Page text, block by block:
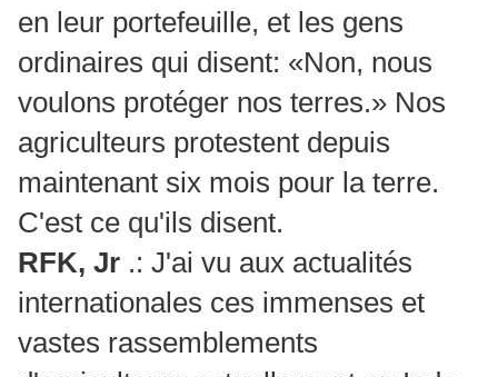
en leur portefeuille, et les gens
ordinaires qui disent: «Non, nous
voulons protéger nos terres.» Nos
agriculteurs protestent depuis
maintenant six mois pour la terre.
C'est ce qu'ils disent.
RFK, Jr .: J'ai vu aux actualités
internationales ces immenses et
vastes rassemblements